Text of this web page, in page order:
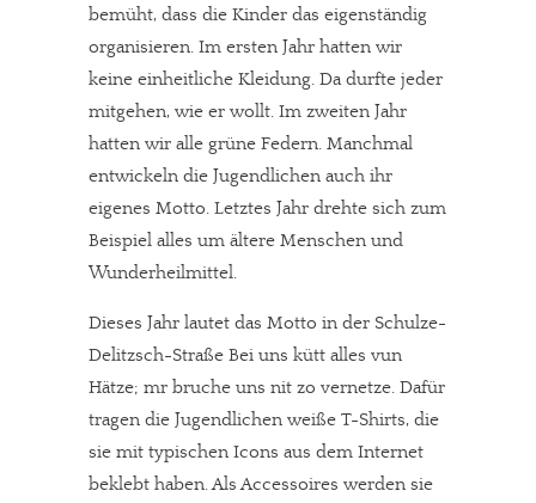
bemüht, dass die Kinder das eigenständig
organisieren. Im ersten Jahr hatten wir
keine einheitliche Kleidung. Da durfte jeder
mitgehen, wie er wollt. Im zweiten Jahr
hatten wir alle grüne Federn. Manchmal
entwickeln die Jugendlichen auch ihr
eigenes Motto. Letztes Jahr drehte sich zum
Beispiel alles um ältere Menschen und
Wunderheilmittel.
Dieses Jahr lautet das Motto in der Schulze-
Delitzsch-Straße Bei uns kütt alles vun
Hätze; mr bruche uns nit zo vernetze. Dafür
tragen die Jugendlichen weiße T-Shirts, die
sie mit typischen Icons aus dem Internet
beklebt haben. Als Accessoires werden sie